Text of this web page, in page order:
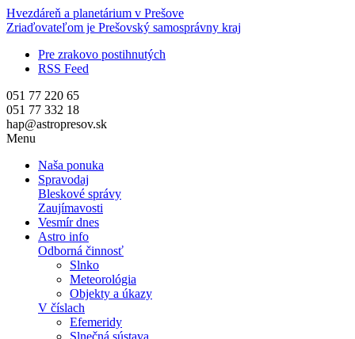
Hvezdáreň a planetárium v Prešove
Zriaďovateľom je Prešovský samosprávny kraj
Pre zrakovo postihnutých
RSS Feed
051 77 220 65
051 77 332 18
hap@astropresov.sk
Menu
Naša ponuka
Spravodaj
Bleskové správy
Zaujímavosti
Vesmír dnes
Astro info
Odborná činnosť
Slnko
Meteorológia
Objekty a úkazy
V číslach
Efemeridy
Slnečná sústava